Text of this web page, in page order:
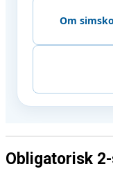
Om
Obligatorisk